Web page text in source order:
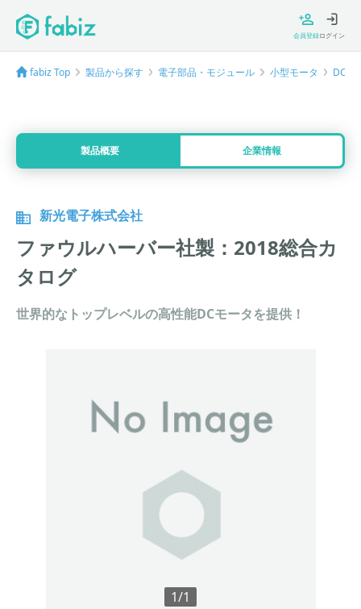
会員登録ログイン
fabiz Top 製品から探す 電子部品・モジュール 小型モータ DCモ
製品概要 企業情報
新光電子株式会社
ファウルハーバー社製：2018総合カ
タログ
世界的なトップレベルの高性能DCモータを提供！
1/1